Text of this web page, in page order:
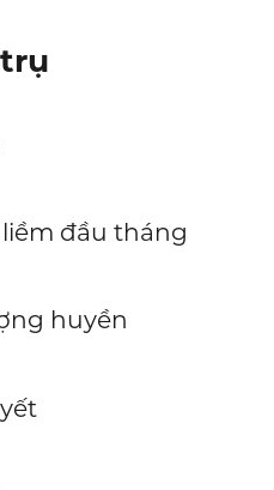
đầu tháng
huyền